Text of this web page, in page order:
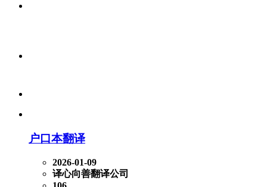
户口本翻译
2026-01-09
译心向善翻译公司